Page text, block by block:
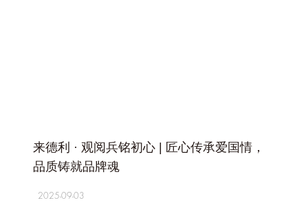
来德利 · 观阅兵铭初心 | 匠心传承爱国情，
品质铸就品牌魂
2025-09-03